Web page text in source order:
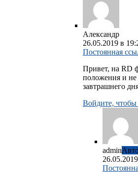
Александр
26.05.2019 в
Постоянная
Привет, на RD
положения и не
завтрашнего
Войдите, чтобы
admin